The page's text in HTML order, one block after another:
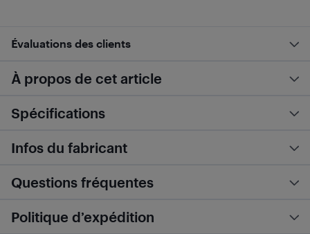
Évaluations des clients
À propos de cet article
Spécifications
Infos du fabricant
Questions fréquentes
Politique d’expédition